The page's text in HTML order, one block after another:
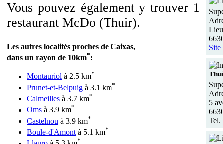
Vous pouvez également y trouver 1
restaurant McDo (Thuir).
Les autres localités proches de Caixas,
dans un rayon de 10km*:
Montauriol à 2.5 km*
Prunet-et-Belpuig à 3.1 km*
Calmeilles à 3.7 km*
Oms à 3.9 km*
Castelnou à 3.9 km*
Boule-d'Amont à 5.1 km*
*
Site
5
Tel.